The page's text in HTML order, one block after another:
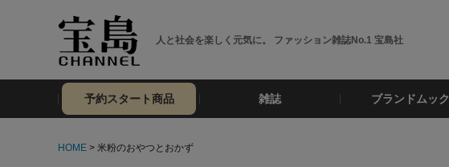
人と社会を楽しく元気に。 ファッション雑誌No.1 宝島社
予約スタート商品 雑誌 ブランドムック
HOME > 米粉のおやつとおかず